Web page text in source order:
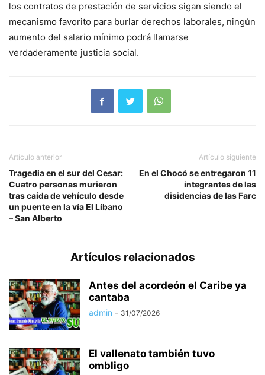
los contratos de prestación de servicios sigan siendo el
mecanismo favorito para burlar derechos laborales, ningún
aumento del salario mínimo podrá llamarse
verdaderamente justicia social.
Artículo anterior
Tragedia en el sur del Cesar:
Cuatro personas murieron
tras caída de vehículo desde
un puente en la vía El Líbano
– San Alberto
Artículo siguiente
En el Chocó se entregaron 11
integrantes de las
disidencias de las Farc
Artículos relacionados
Antes del acordeón el Caribe ya
cantaba
admin - 31/07/2026
El vallenato también tuvo
ombligo